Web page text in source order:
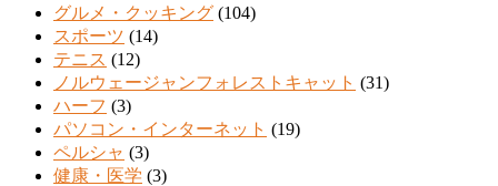
グルメ・クッキング (104)
スポーツ (14)
テニス (12)
ノルウェージャンフォレストキャット (31)
ハーフ (3)
パソコン・インターネット (19)
ペルシャ (3)
健康・医学 (3)